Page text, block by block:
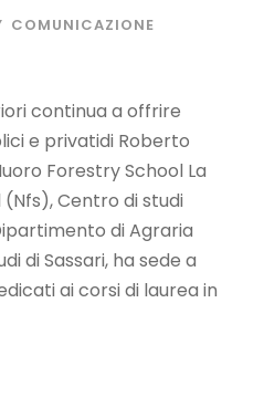
COMUNICAZIONE
continua a offrire
e privatidi Roberto
Forestry School La
Centro di studi
di Agraria
di Sassari, ha sede a
ai corsi di laurea in